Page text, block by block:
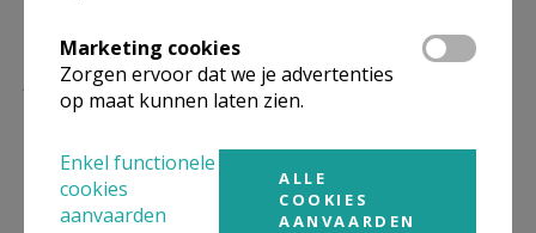
Lees meer
Marketing cookies
Zorgen ervoor dat we je advertenties
op maat kunnen laten zien.
Enkel functionele
cookies
aanvaarden
ALLE
COOKIES
AANVAARDEN